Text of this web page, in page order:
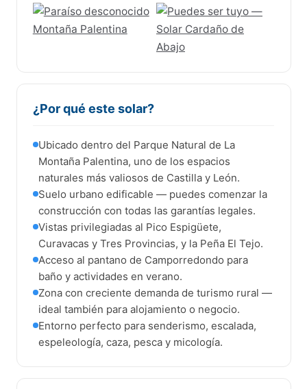
¿Por qué este solar?
Ubicado dentro del Parque Natural de La
Montaña Palentina, uno de los espacios
naturales más valiosos de Castilla y León.
Suelo urbano edificable — puedes comenzar la
construcción con todas las garantías legales.
Vistas privilegiadas al Pico Espigüete,
Curavacas y Tres Provincias, y la Peña El Tejo.
Acceso al pantano de Camporredondo para
baño y actividades en verano.
Zona con creciente demanda de turismo rural —
ideal también para alojamiento o negocio.
Entorno perfecto para senderismo, escalada,
espeleología, caza, pesca y micología.